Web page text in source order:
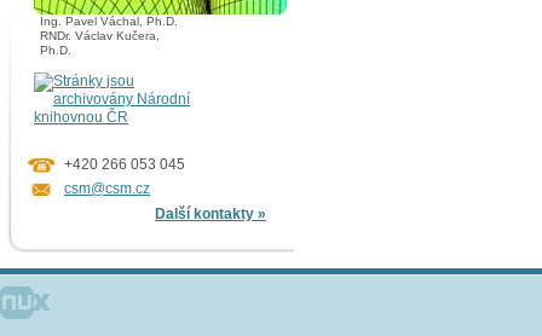
Ing. Pavel Váchal, Ph.D.
RNDr. Václav Kučera,
Ph.D.
+420 266 053 045
csm@csm.cz
Další kontakty »